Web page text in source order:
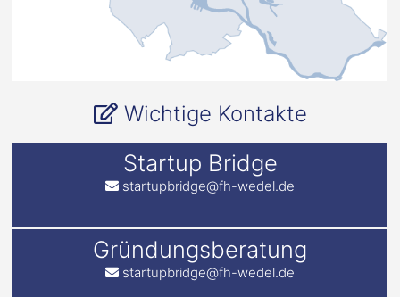
Wichtige Kontakte
Startup Bridge
startupbridge@fh-wedel.de
Gründungsberatung
startupbridge@fh-wedel.de